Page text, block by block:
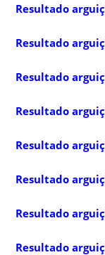
Resultado
Resultado
Resultado
Resultado
Resultado
Resultado
Resultado
Resultado